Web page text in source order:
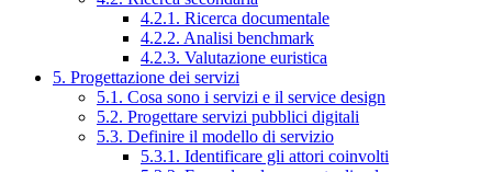
4.2.1. Ricerca documentale
4.2.2. Analisi benchmark
4.2.3. Valutazione euristica
5. Progettazione dei servizi
5.1. Cosa sono i servizi e il service design
5.2. Progettare servizi pubblici digitali
5.3. Definire il modello di servizio
5.3.1. Identificare gli attori coinvolti